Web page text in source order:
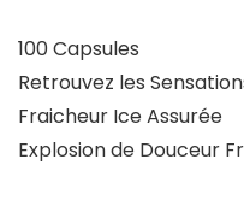
100 Capsules
Retrouvez les
Fraicheur Ice Assurée
Explosion de Douceur